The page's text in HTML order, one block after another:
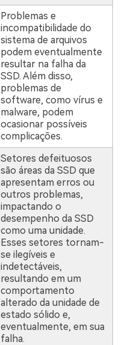
Problemas e
incompatibilidade do
sistema de arquivos
podem eventualmente
resultar na falha da
SSD. Além disso,
problemas de
software, como vírus e
malware, podem
ocasionar possíveis
complicações.
Setores defeituosos
são áreas da SSD que
apresentam erros ou
outros problemas,
impactando o
desempenho da SSD
como uma unidade.
Esses setores tornam-
se ilegíveis e
indetectáveis,
resultando em um
comportamento
alterado da unidade de
estado sólido e,
eventualmente, em sua
falha.